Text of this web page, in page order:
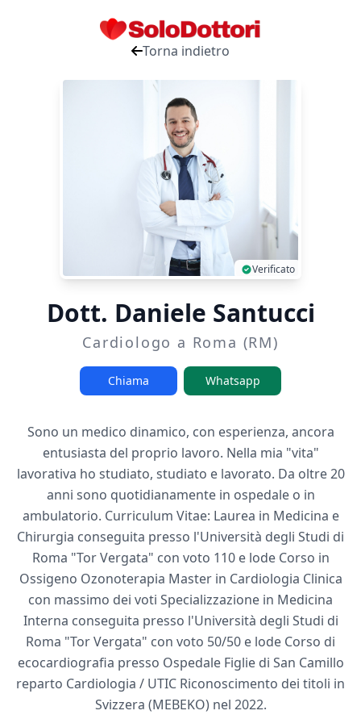
Torna indietro
Verificato
Dott. Daniele Santucci
Cardiologo a Roma (RM)
Chiama Whatsapp
Sono un medico dinamico, con esperienza, ancora
entusiasta del proprio lavoro. Nella mia "vita"
lavorativa ho studiato, studiato e lavorato. Da oltre 20
anni sono quotidianamente in ospedale o in
ambulatorio. Curriculum Vitae: Laurea in Medicina e
Chirurgia conseguita presso l'Università degli Studi di
Roma "Tor Vergata" con voto 110 e lode Corso in
Ossigeno Ozonoterapia Master in Cardiologia Clinica
con massimo dei voti Specializzazione in Medicina
Interna conseguita presso l'Università degli Studi di
Roma "Tor Vergata" con voto 50/50 e lode Corso di
ecocardiografia presso Ospedale Figlie di San Camillo
reparto Cardiologia / UTIC Riconoscimento dei titoli in
Svizzera (MEBEKO) nel 2022.